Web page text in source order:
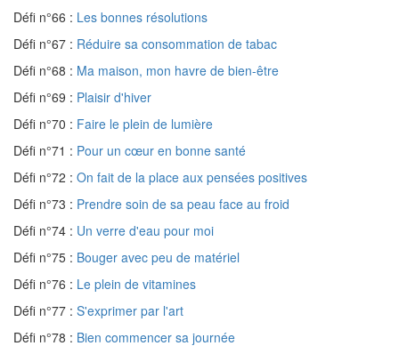
Défi n°66 : Les bonnes résolutions
Défi n°67 : Réduire sa consommation de tabac
Défi n°68 : Ma maison, mon havre de bien-être
Défi n°69 : Plaisir d'hiver
Défi n°70 : Faire le plein de lumière
Défi n°71 : Pour un cœur en bonne santé
Défi n°72 : On fait de la place aux pensées positives
Défi n°73 : Prendre soin de sa peau face au froid
Défi n°74 : Un verre d'eau pour moi
Défi n°75 : Bouger avec peu de matériel
Défi n°76 : Le plein de vitamines
Défi n°77 : S'exprimer par l'art
Défi n°78 : Bien commencer sa journée